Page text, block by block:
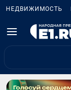
НЕДВИЖИМОСТЬ